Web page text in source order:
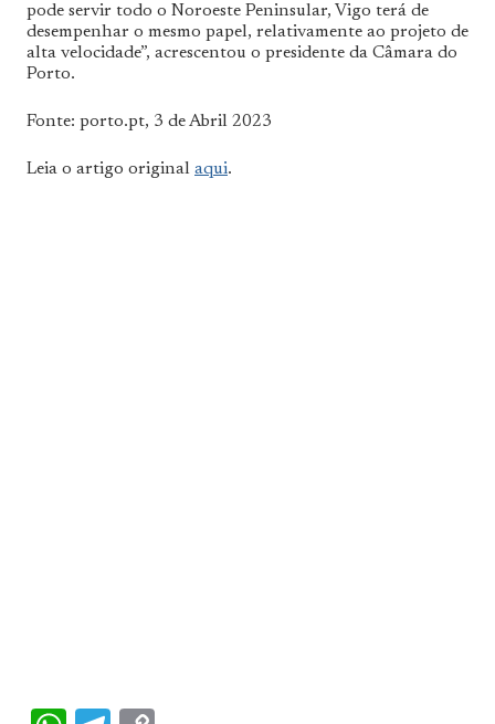
pode servir todo o Noroeste Peninsular, Vigo terá de
desempenhar o mesmo papel, relativamente ao projeto de
alta velocidade”, acrescentou o presidente da Câmara do
Porto.
Fonte: porto.pt, 3 de Abril 2023
Leia o artigo original aqui.